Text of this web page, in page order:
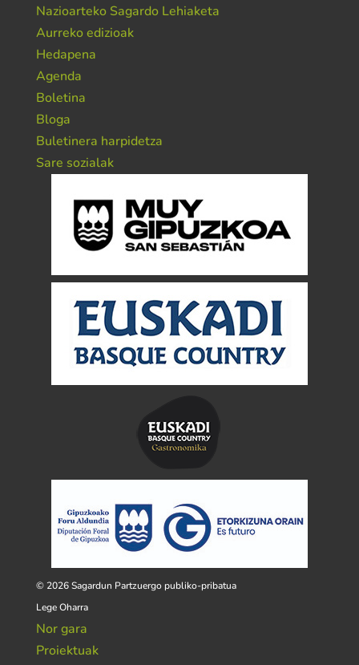
Nazioarteko Sagardo Lehiaketa
Aurreko edizioak
Hedapena
Agenda
Boletina
Bloga
Buletinera harpidetza
Sare sozialak
© 2026 Sagardun Partzuergo publiko-pribatua
Lege Oharra
Nor gara
Proiektuak